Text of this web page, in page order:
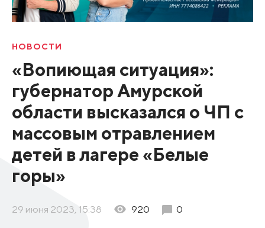
НОВОСТИ
«Вопиющая ситуация»:
губернатор Амурской
области высказался о ЧП с
массовым отравлением
детей в лагере «Белые
горы»
29 июня 2023, 15:38 920 0